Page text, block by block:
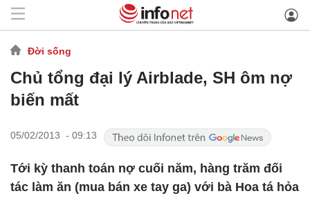
Đời sống
Chủ tổng đại lý Airblade, SH ôm nợ
biến mất
05/02/2013 - 09:13
Tới kỳ thanh toán nợ cuối năm, hàng trăm đối
tác làm ăn (mua bán xe tay ga) với bà Hoa tá hỏa